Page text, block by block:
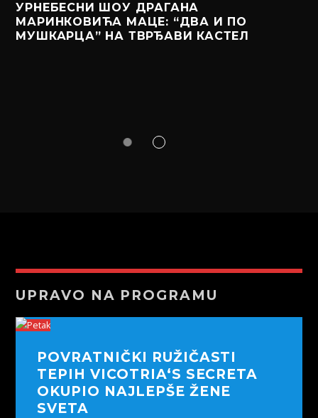
УРНЕБЕСНИ ШОУ ДРАГАНА
МАРИНКОВИЋА МАЦЕ: “ДВА И ПО
МУШКАРЦА” НА ТВРЂАВИ КАСТЕЛ
UPRAVO NA PROGRAMU
POVRATNIČKI RUŽIČASTI
TEPIH VICOTRIA‘S SECRETA
OKUPIO NAJLEPŠE ŽENE
SVETA